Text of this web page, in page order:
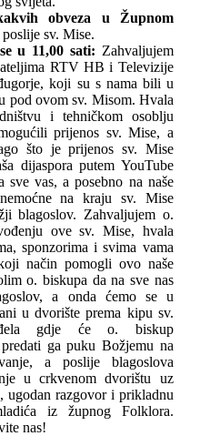
obveza u Župnom
sv. Mise.
u 11,00 sati: Zahvaljujem
RTV HB i Televizije
koji su s nama bili u
pod ovom sv. Misom. Hvala
i tehničkom osoblju
prijenos sv. Mise, a
što je prijenos sv. Mise
dijaspora putem YouTube
sve vas, a posebno na naše
na kraju sv. Mise
blagoslov. Zahvaljujem o.
ove sv. Mise, hvala
sponzorima i svima vama
način pomogli ovo naše
o. biskupa da na sve nas
a onda ćemo se u
u dvorište prema kipu sv.
gdje će o. biskup
ga puku Božjemu na
a poslije blagoslova
u crkvenom dvorištu uz
ugodan razgovor i prikladnu
iz župnog Folklora.
nas!